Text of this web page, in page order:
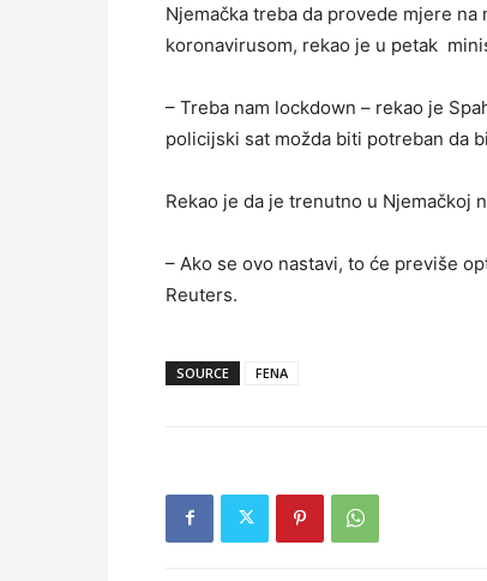
Njemačka treba da provede mjere
koronavirusom, rekao je u petak
– Treba nam lockdown – rekao je
policijski sat možda biti potreban da
Rekao je da je trenutno u Njemačkoj
– Ako se ovo nastavi, to će previše
Reuters.
SOURCE FENA